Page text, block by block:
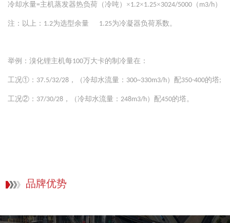
冷却水量=主机蒸发器热负荷（冷吨）×1.2×1.25×3024/5000 （ m3/h）
注：以上： 1.2为选型余量 1.25为冷凝器负荷系数。
举例：溴化锂主机每100万大卡的制冷量在：
工况①： 37.5/32/28 ，（冷却水流量： 300~330m3/h）配350-400的塔;
工况②： 37/30/28 ，（冷却水流量： 248m3/h）配450的塔。
品牌优势